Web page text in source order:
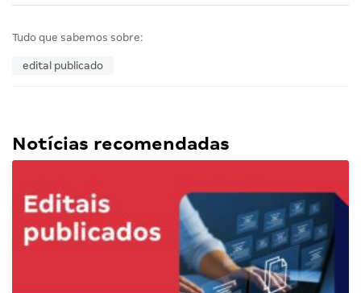
Tudo que sabemos sobre:
edital publicado
Notícias recomendadas